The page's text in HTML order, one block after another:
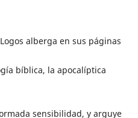
alberga en sus páginas
bíblica, la apocalíptica
sensibilidad, y arguye